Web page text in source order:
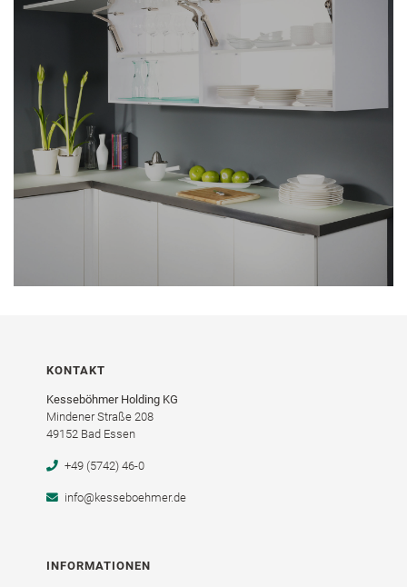
KONTAKT
Kesseböhmer Holding KG
Mindener Straße 208
49152 Bad Essen
+49 (5742) 46-0
info@kesseboehmer.de
INFORMATIONEN